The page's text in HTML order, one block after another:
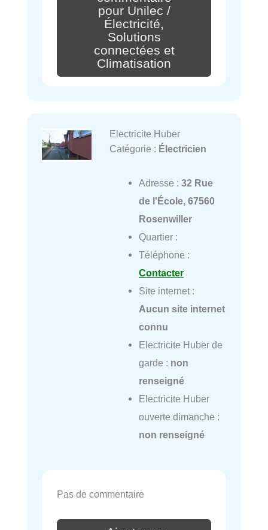
pour Unilec /
Électricité,
Solutions
connectées et
Climatisation
Electricite Huber
Catégorie : Électricien
Adresse : 32 Rue
de l'École, 67560
Rosenwiller
Quartier :
Téléphone :
Contacter
Site internet :
Aucun site internet
connu
Electricite Huber de
garde : non
renseigné
Electricite Huber
ouverte dimanche :
non renseigné
Pas de commentaire